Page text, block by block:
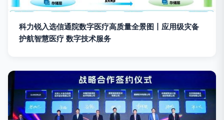
科力锐入选信通院数字医疗高质量全景图丨应用级灾备
护航智慧医疗 数字技术服务